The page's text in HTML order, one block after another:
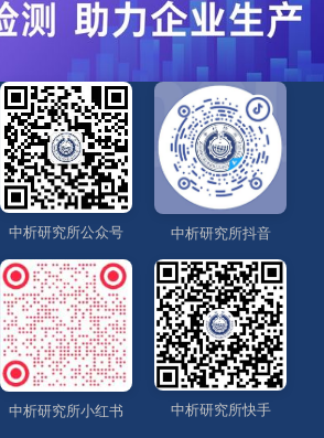
中析研究所公众号 中析研究所抖音
中析研究所小红书 中析研究所快手